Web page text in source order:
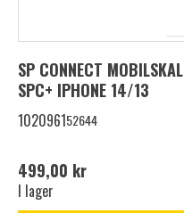
SP CONNECT MOBILSKAL
SPC+ IPHONE 14/13
102096152644
499,00 kr
I lager